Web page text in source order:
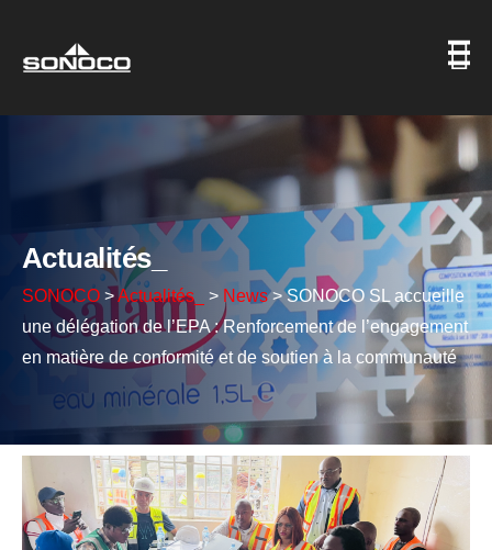
Actualités_
SONOCO >Actualités_ > News>SONOCO SL accueille
une délégation de l’EPA : Renforcement de l’engagement
en matière de conformité et de soutien à la communauté